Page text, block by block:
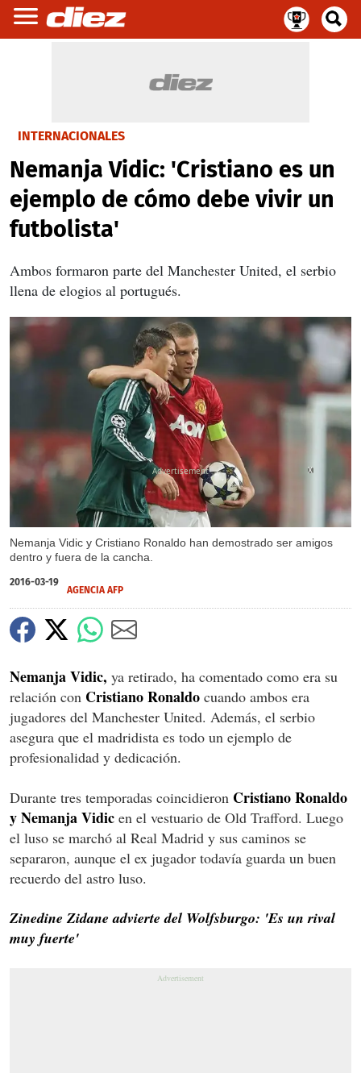
INTERNACIONALES
Nemanja Vidic: 'Cristiano es un
ejemplo de cómo debe vivir un
futbolista'
Ambos formaron parte del Manchester United, el serbio
llena de elogios al portugués.
Nemanja Vidic y Cristiano Ronaldo han demostrado ser amigos
dentro y fuera de la cancha.
X
2016-03-19
AGENCIA AFP
Nemanja Vidic, ya retirado, ha comentado como era su
relación con Cristiano Ronaldo cuando ambos era
jugadores del Manchester United. Además, el serbio
asegura que el madridista es todo un ejemplo de
profesionalidad y dedicación.
Durante tres temporadas coincidieron Cristiano Ronaldo
y Nemanja Vidic en el vestuario de Old Trafford. Luego
el luso se marchó al Real Madrid y sus caminos se
separaron, aunque el ex jugador todavía guarda un buen
recuerdo del astro luso.
Zinedine Zidane advierte del Wolfsburgo: 'Es un rival
muy fuerte'